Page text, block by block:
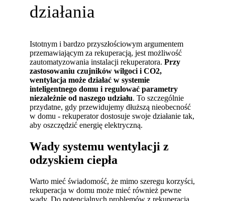
działania
Istotnym i bardzo przyszłościowym argumentem
przemawiającym za rekuperacją, jest możliwość
zautomatyzowania instalacji rekuperatora.Przy
zastosowaniu czujników wilgoci i CO2,
wentylacja może działać w systemie
inteligentnego domu i regulować parametry
niezależnie od naszego udziału. To szczególnie
przydatne, gdy przewidujemy dłuższą nieobecność
w domu - rekuperator dostosuje swoje działanie tak,
aby oszczędzić energię elektryczną.
Wady systemu wentylacji z
odzyskiem ciepła
Warto mieć świadomość, że mimo szeregu korzyści,
rekuperacja w domu może mieć również pewne
wady. Do potencjalnych problemów z rekuperacją